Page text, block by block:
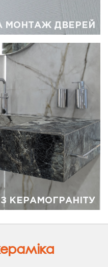
МОНТАЖ ДВЕРЕЙ
КЕРАМОГРАНІТУ